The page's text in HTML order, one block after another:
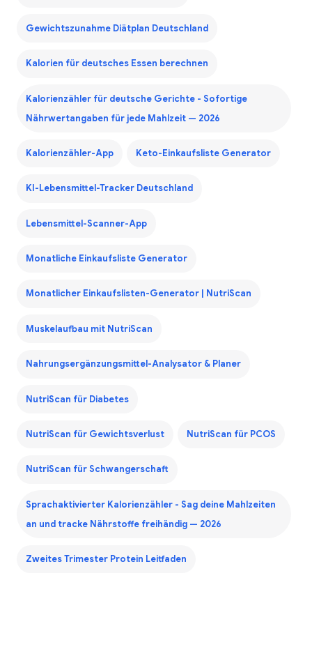
Gewichtszunahme Diätplan Deutschland
Kalorien für deutsches Essen berechnen
Kalorienzähler für deutsche Gerichte - Sofortige
Nährwertangaben für jede Mahlzeit — 2026
Kalorienzähler-App Keto-Einkaufsliste Generator
KI-Lebensmittel-Tracker Deutschland
Lebensmittel-Scanner-App
Monatliche Einkaufsliste Generator
Monatlicher Einkaufslisten-Generator | NutriScan
Muskelaufbau mit NutriScan
Nahrungsergänzungsmittel-Analysator & Planer
NutriScan für Diabetes
NutriScan für Gewichtsverlust NutriScan für PCOS
NutriScan für Schwangerschaft
Sprachaktivierter Kalorienzähler - Sag deine Mahlzeiten
an und tracke Nährstoffe freihändig — 2026
Zweites Trimester Protein Leitfaden